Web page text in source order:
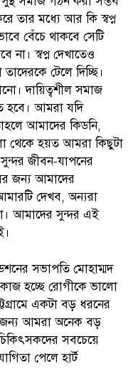
তার মধ্যে আর কি স্বপ্ন
বেঁচে থাকবে সেটি
না। স্বপ্ন দেখাতেও
টেলে দিচ্ছি।
দায়িত্বশীল সমাজ
হবে। আমরা যদি
আমাদের কিডনি,
থেকে হয়ত আমরা কিছুটা
জীবন-যাপনের
জন্য আমাদের
দেখব, অন্যরা
আমাদের সুন্দর এই
সভাপতি মোহাম্মদ
হচ্ছে রোগীকে ভালো
একটা বড় ধরনের
জন্য আমরা অনেক বড়
সবচেয়ে
পেলে হার্ট